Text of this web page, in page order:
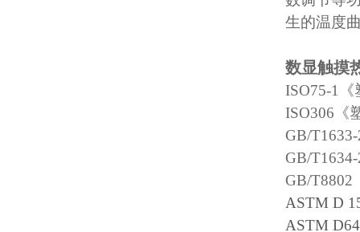
生的温度
数显触摸
ISO75-1
ISO306
GB/
GB/
GB/T8802
ASTM D
ASTM